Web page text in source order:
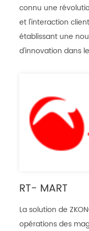
connu une
et l'interaction
établissant une
d'innovation dans
RT- MART
La solution de
opérations des